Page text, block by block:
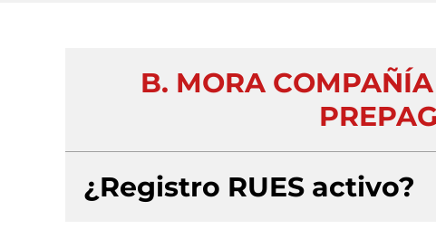
B. MORA
¿Registro RUES activo?